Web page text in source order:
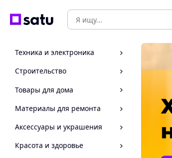
Техника и электроника
Строительство
Товары для дома
Материалы для ремонта
Аксессуары и украшения
Красота и здоровье